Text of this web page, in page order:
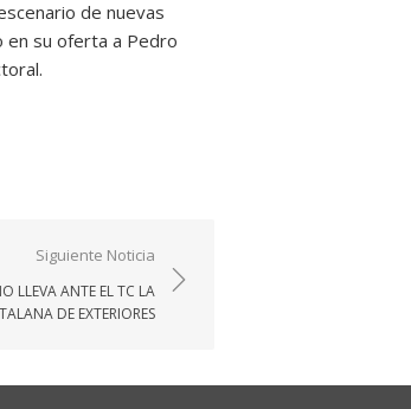
de nuevas
en su oferta a Pedro
Siguiente Noticia
LLEVA ANTE EL TC LA
DE EXTERIORES